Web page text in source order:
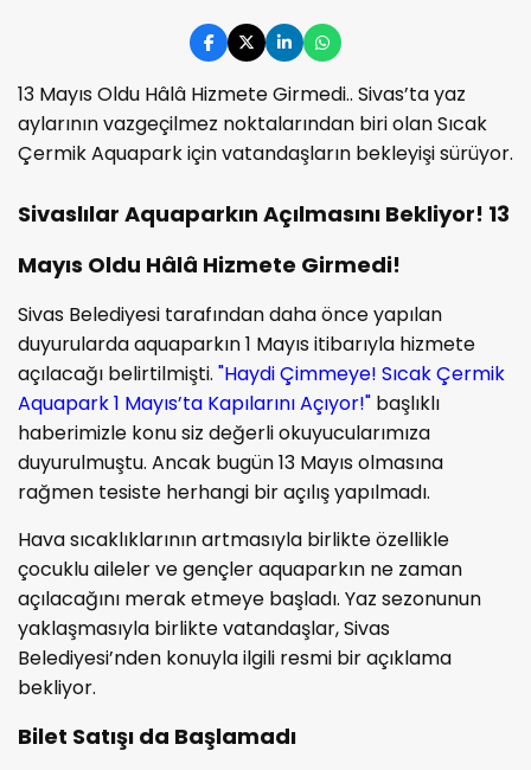
13 Mayıs Oldu Hâlâ Hizmete Girmedi.. Sivas’ta yaz
aylarının vazgeçilmez noktalarından biri olan Sıcak
Çermik Aquapark için vatandaşların bekleyişi sürüyor.
Sivaslılar Aquaparkın Açılmasını Bekliyor! 13
Mayıs Oldu Hâlâ Hizmete Girmedi!
Sivas Belediyesi tarafından daha önce yapılan
duyurularda aquaparkın 1 Mayıs itibarıyla hizmete
açılacağı belirtilmişti. "Haydi Çimmeye! Sıcak Çermik
Aquapark 1 Mayıs’ta Kapılarını Açıyor!" başlıklı
haberimizle konu siz değerli okuyucularımıza
duyurulmuştu. Ancak bugün 13 Mayıs olmasına
rağmen tesiste herhangi bir açılış yapılmadı.
Hava sıcaklıklarının artmasıyla birlikte özellikle
çocuklu aileler ve gençler aquaparkın ne zaman
açılacağını merak etmeye başladı. Yaz sezonunun
yaklaşmasıyla birlikte vatandaşlar, Sivas
Belediyesi’nden konuyla ilgili resmi bir açıklama
bekliyor.
Bilet Satışı da Başlamadı